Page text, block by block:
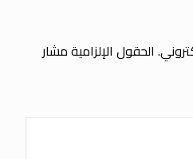
الحقول الإلزامية مشار